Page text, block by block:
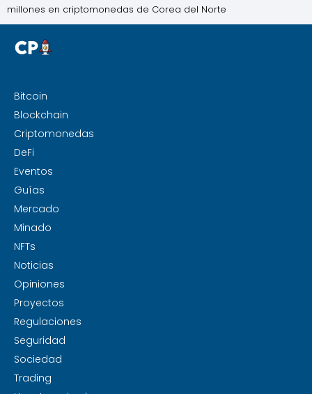
millones en criptomonedas de Corea del Norte
Bitcoin
Blockchain
Criptomonedas
DeFi
Eventos
Guías
Mercado
Minado
NFTs
Noticias
Opiniones
Proyectos
Regulaciones
Seguridad
Sociedad
Trading